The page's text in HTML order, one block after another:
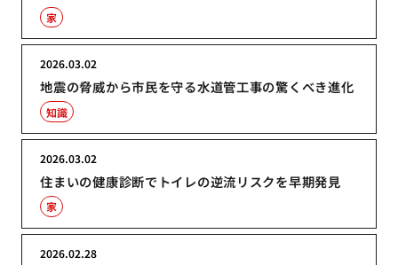
家
地震の脅威から市民を守る水道管工事の驚くべき進化
2026.03.02
知識
住まいの健康診断でトイレの逆流リスクを早期発見
2026.03.02
家
2026.02.28